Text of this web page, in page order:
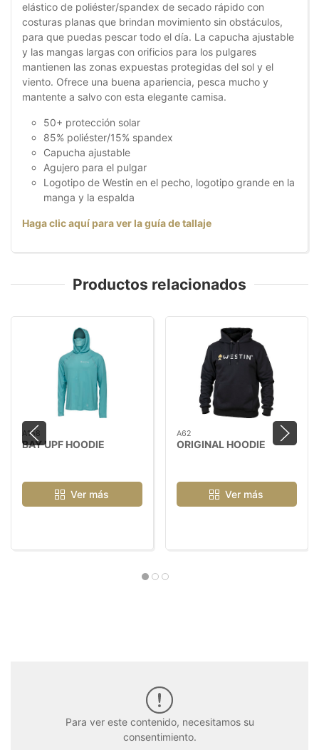
elástico de poliéster/spandex de secado rápido con
costuras planas que brindan movimiento sin obstáculos,
para que puedas pescar todo el día. La capucha ajustable
y las mangas largas con orificios para los pulgares
mantienen las zonas expuestas protegidas del sol y el
viento. Ofrece una buena apariencia, pesca mucho y
mantente a salvo con esta elegante camisa.
50+ protección solar
85% poliéster/15% spandex
Capucha ajustable
Agujero para el pulgar
Logotipo de Westin en el pecho, logotipo grande en la
manga y la espalda
Haga clic aquí para ver la guía de tallaje
Productos relacionados
A158
BAY UPF HOODIE
Ver más
A62
ORIGINAL HOODIE
Ver más
Para ver este contenido, necesitamos su
consentimiento.